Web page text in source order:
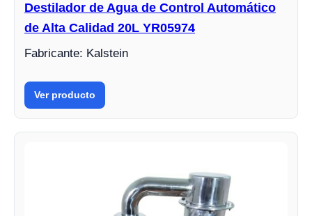
Destilador de Agua de Control Automático
de Alta Calidad 20L YR05974
Fabricante: Kalstein
Ver producto